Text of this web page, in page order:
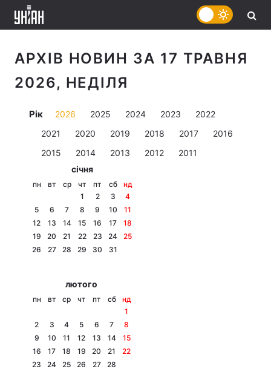
АРХІВ НОВИН ЗА 17 ТРАВНЯ
2026, НЕДІЛЯ
Рік 2026 2025 2024 2023
2022
2021
2020 2019 2018 2017
2016
2015
2014 2013 2012
2011
січня
пн вт ср чт пт сб
нд
1
2 3
4
5
6 7 8 9 10
11
12
13 14 15 16 17
18
19
20 21 22 23 24
25
26
27 28 29 30 31
лютого
пн вт ср чт пт сб
нд
1
2
3 4 5 6 7
8
9
10 11 12 13 14
15
16
17 18 19 20 21
22
23
24 25 26 27 28